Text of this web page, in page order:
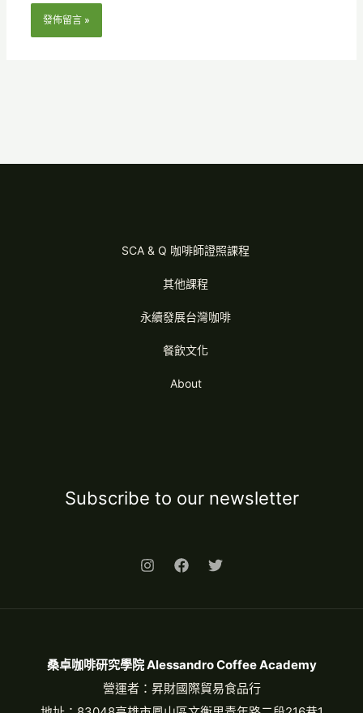
SCA & Q 咖啡師證照課程
其他課程
永續發展台灣咖啡
餐飲文化
About
Subscribe to our newsletter
桑卓咖啡研究學院 Alessandro Coffee Academy
營運者：昇財國際貿易食品行